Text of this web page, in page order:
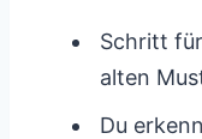
Schritt
alten
Du